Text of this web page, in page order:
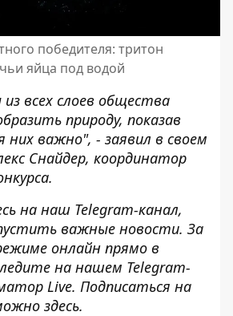
победителя: тритон
яйца под водой
всех слоев общества
природу, показав
важно", - заявил в своем
Снайдер, координатор
на наш Telegram-канал,
важные новости. За
онлайн прямо в
на нашем Telegram-
Live. Подписаться на
здесь.